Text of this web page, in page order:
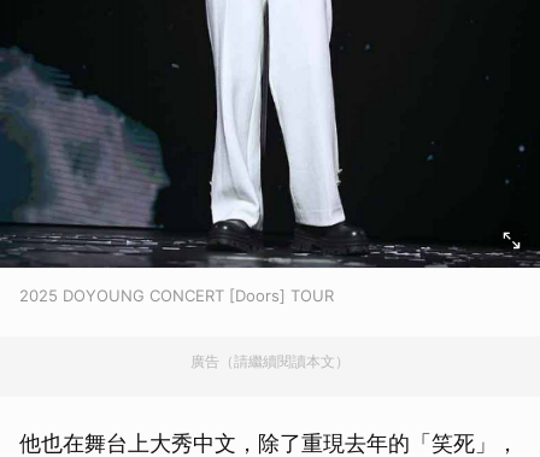
2025 DOYOUNG CONCERT [Doors] TOUR
廣告（請繼續閱讀本文）
他也在舞台上大秀中文，除了重現去年的「笑死」，